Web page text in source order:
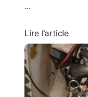
…
Lire l’article